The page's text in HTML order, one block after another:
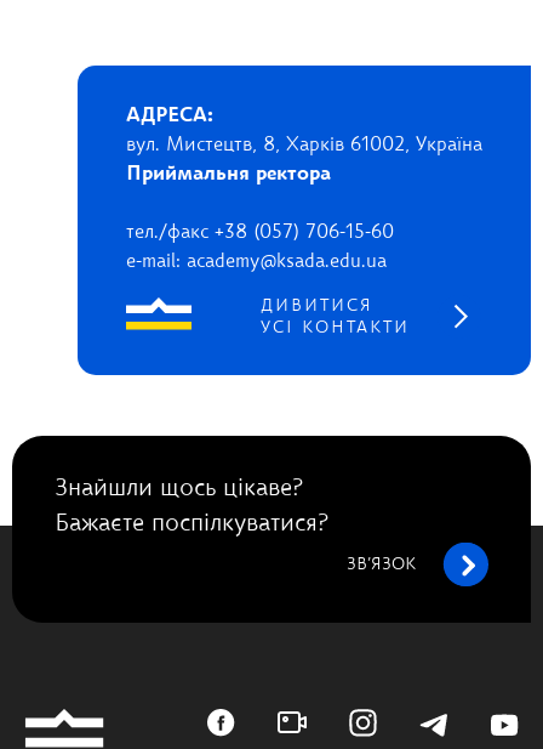
АДРЕСА:
вул. Мистецтв, 8, Харків 61002, Україна
Приймальня ректора
тел./факс +38 (057) 706-15-60
e-mail: academy@ksada.edu.ua
ДИВИТИСЯ
УСІ КОНТАКТИ
Знайшли щось цікаве?
Бажаєте поспілкуватися?
ЗВ’ЯЗОК